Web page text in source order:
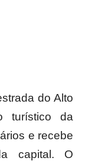
do Alto
turístico da
e recebe
capital. O